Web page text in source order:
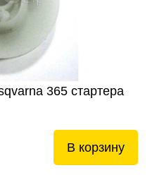
365 стартера
В корзину